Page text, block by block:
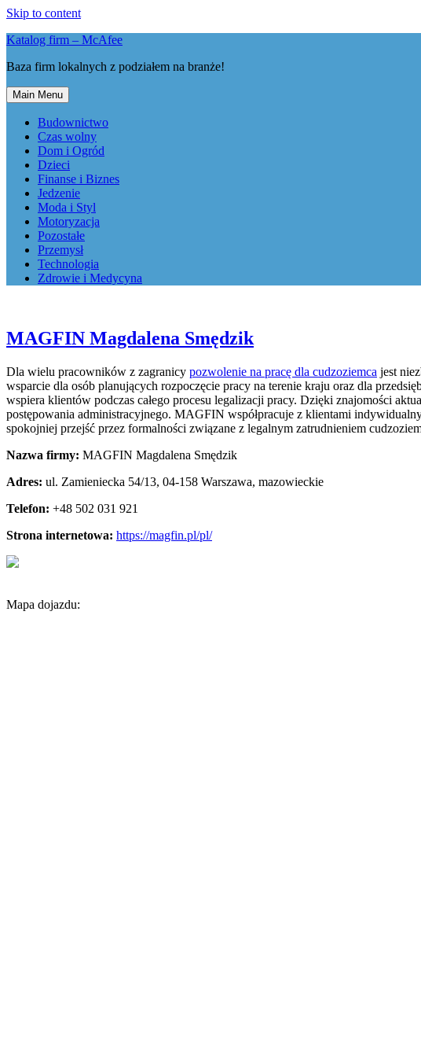
Skip to content
Katalog firm – McAfee
Baza firm lokalnych z podziałem na branże!
Main Menu
Budownictwo
Czas wolny
Dom i Ogród
Dzieci
Finanse i Biznes
Jedzenie
Moda i Styl
Motoryzacja
Pozostałe
Przemysł
Technologia
Zdrowie i Medycyna
MAGFIN Magdalena Smędzik
Dla wielu pracowników z zagranicy pozwolenie na pracę dla cudzoziemca jest
wsparcie dla osób planujących rozpoczęcie pracy na terenie kraju oraz dla
wspiera klientów podczas całego procesu legalizacji pracy. Dzięki znajomości
postępowania administracyjnego. MAGFIN współpracuje z klientami
spokojniej przejść przez formalności związane z legalnym zatrudnieniem
Nazwa firmy: MAGFIN Magdalena Smędzik
Adres: ul. Zamieniecka 54/13, 04-158 Warszawa, mazowieckie
Telefon: +48 502 031 921
Strona internetowa: https://magfin.pl/pl/
Mapa dojazdu: